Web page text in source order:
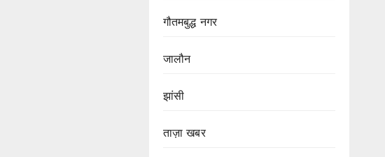
गौतमबुद्ध नगर
जालौन
झांसी
ताज़ा खबर